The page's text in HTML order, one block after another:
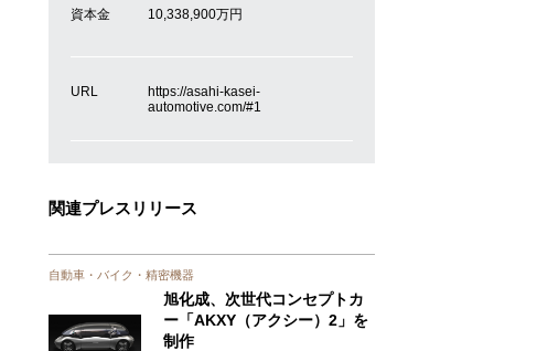
資本金 10,338,900万円
URL
https://asahi-kasei-
automotive.com/#1
関連プレスリリース
自動車・バイク・精密機器
旭化成、次世代コンセプトカ
ー「AKXY（アクシー）2」を
制作